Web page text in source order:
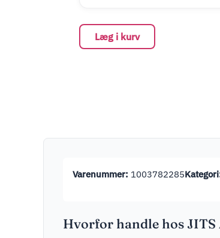
Læg i kurv
Varenummer: 1003782285
Hvorfor handle hos JITS